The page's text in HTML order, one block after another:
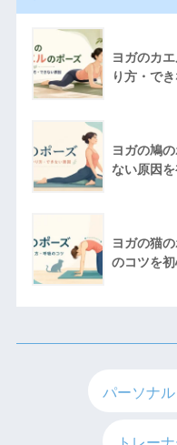
ヨガのカ
り方・で
ヨガの鳩
ない原因
ヨガの猫
のコツを
パーソナ